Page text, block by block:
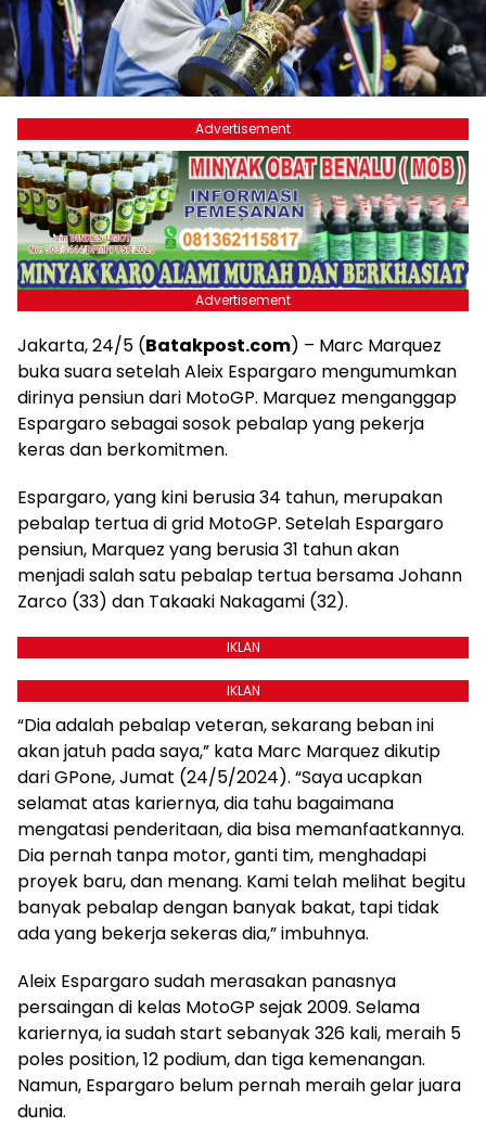
Advertisement
Advertisement
Jakarta, 24/5 (Batakpost.com) – Marc Marquez
buka suara setelah Aleix Espargaro mengumumkan
dirinya pensiun dari MotoGP. Marquez menganggap
Espargaro sebagai sosok pebalap yang pekerja
keras dan berkomitmen.
Espargaro, yang kini berusia 34 tahun, merupakan
pebalap tertua di grid MotoGP. Setelah Espargaro
pensiun, Marquez yang berusia 31 tahun akan
menjadi salah satu pebalap tertua bersama Johann
Zarco (33) dan Takaaki Nakagami (32).
IKLAN
IKLAN
“Dia adalah pebalap veteran, sekarang beban ini
akan jatuh pada saya,” kata Marc Marquez dikutip
dari GPone, Jumat (24/5/2024). “Saya ucapkan
selamat atas kariernya, dia tahu bagaimana
mengatasi penderitaan, dia bisa memanfaatkannya.
Dia pernah tanpa motor, ganti tim, menghadapi
proyek baru, dan menang. Kami telah melihat begitu
banyak pebalap dengan banyak bakat, tapi tidak
ada yang bekerja sekeras dia,” imbuhnya.
Aleix Espargaro sudah merasakan panasnya
persaingan di kelas MotoGP sejak 2009. Selama
kariernya, ia sudah start sebanyak 326 kali, meraih 5
poles position, 12 podium, dan tiga kemenangan.
Namun, Espargaro belum pernah meraih gelar juara
dunia.